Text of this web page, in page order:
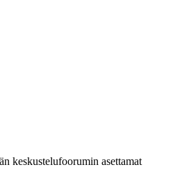
keskustelufoorumin asettamat